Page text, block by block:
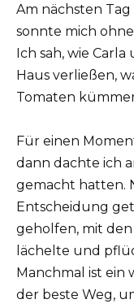
Am nächsten
sonnte mich
Ich sah, wie
Haus verließen,
Tomaten
Für einen
dann dachte ich
gemacht hatten.
Entscheidung
geholfen, mit
lächelte und
Manchmal ist ein
der beste Weg,